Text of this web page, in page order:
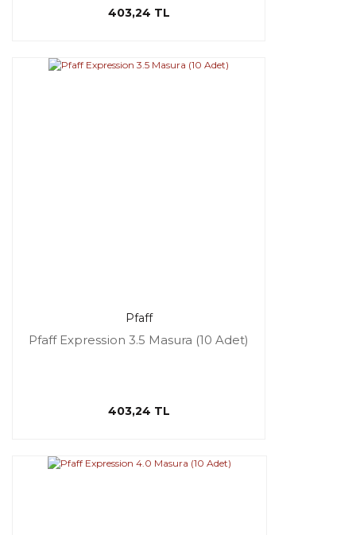
403,24 TL
Pfaff
Pfaff Expression 3.5 Masura (10 Adet)
403,24 TL